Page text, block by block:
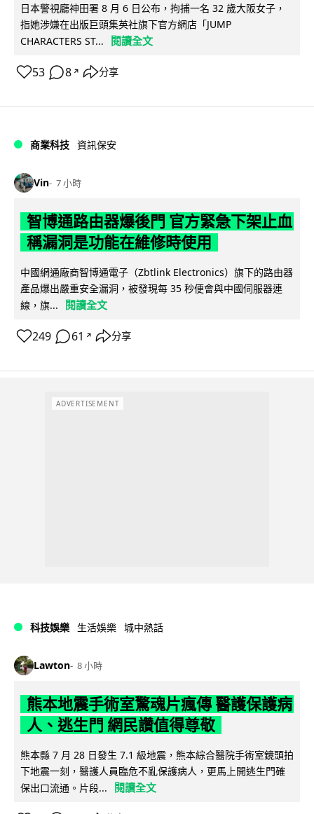
日本警視廳神田署 8 月 6 日公布，拘捕一名 32 歲大阪女子，
指她涉嫌在出版巨頭集英社旗下官方網店「JUMP
CHARACTERS ST...
閱讀全文
53 8 ↗ 分享
商業科技 資訊保安
Vin 7 小時
智博通路由器爆後門 官方緊急下架止血
稱漏洞是功能在維修時使用
中國網通廠商智博通電子（Zbtlink Electronics）旗下的路由器
產品爆出嚴重安全漏洞，被發現每 35 秒便會與中國伺服器連
線，旗...
閱讀全文
249 61 ↗ 分享
ADVERTISEMENT
科技娛樂 生活娛樂 城中熱話
Lawton 8 小時
熊本地震手術室驚魂片瘋傳 醫護保護病
人、逃生門 網民讚值得尊敬
熊本縣 7 月 28 日發生 7.1 級地震，熊本綜合醫院手術室鏡頭拍
下地震一刻，醫護人員臨危不亂保護病人，更馬上開逃生門確
保出口流通。片段...
閱讀全文